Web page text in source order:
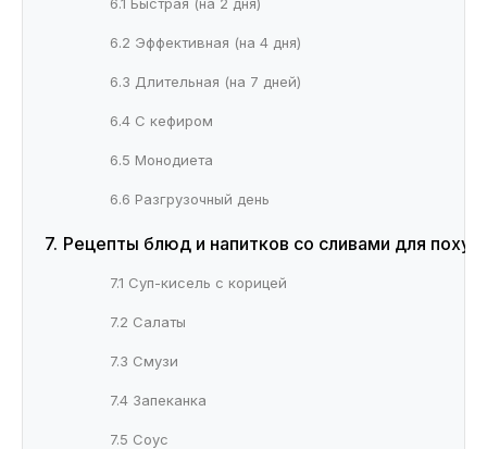
6.2 Эффективная (на 4 дня)
6.3 Длительная (на 7 дней)
6.4 С кефиром
6.5 Монодиета
6.6 Разгрузочный день
Рецепты блюд и напитков со сливами для
7.1 Суп-кисель с корицей
7.2 Салаты
7.3 Смузи
7.4 Запеканка
7.5 Соус